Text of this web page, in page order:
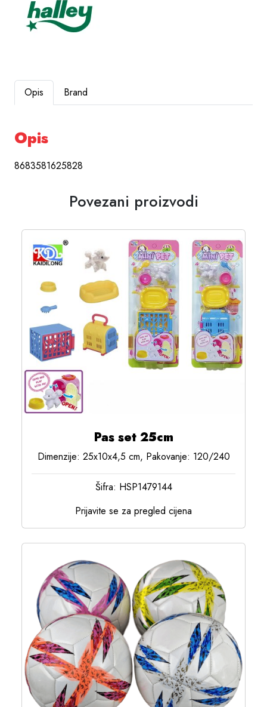
Opis Brand
Opis
8683581625828
Povezani proizvodi
Pas set 25cm
Dimenzije: 25x10x4,5 cm, Pakovanje: 120/240
Šifra: HSP1479144
Prijavite se za pregled cijena